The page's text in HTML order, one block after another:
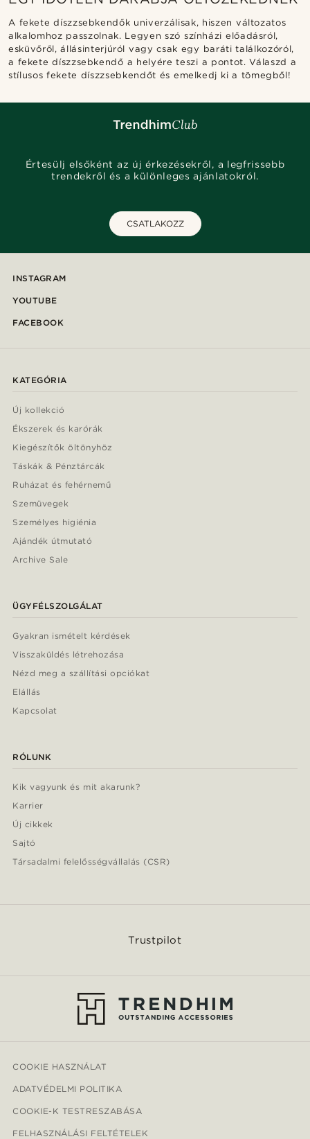
A fekete díszzsebkendők univerzálisak, hiszen változatos
alkalomhoz passzolnak. Legyen szó színházi előadásról,
esküvőről, állásinterjúról vagy csak egy baráti találkozóról,
a fekete díszzsebkendő a helyére teszi a pontot. Válaszd a
stílusos fekete díszzsebkendőt és emelkedj ki a tömegből!
Értesülj elsőként az új érkezésekről, a legfrissebb
trendekről és a különleges ajánlatokról.
CSATLAKOZZ
INSTAGRAM
YOUTUBE
FACEBOOK
KATEGÓRIA
Új kollekció
Ékszerek és karórák
Kiegészítők öltönyhöz
Táskák & Pénztárcák
Ruházat és fehérnemű
Szemüvegek
Személyes higiénia
Ajándék útmutató
Archive Sale
ÜGYFÉLSZOLGÁLAT
Gyakran ismételt kérdések
Visszaküldés létrehozása
Nézd meg a szállítási opciókat
Elállás
Kapcsolat
RÓLUNK
Kik vagyunk és mit akarunk?
Karrier
Új cikkek
Sajtó
Társadalmi felelősségvállalás (CSR)
Trustpilot
COOKIE HASZNÁLAT
ADATVÉDELMI POLITIKA
COOKIE-K TESTRESZABÁSA
FELHASZNÁLÁSI FELTÉTELEK